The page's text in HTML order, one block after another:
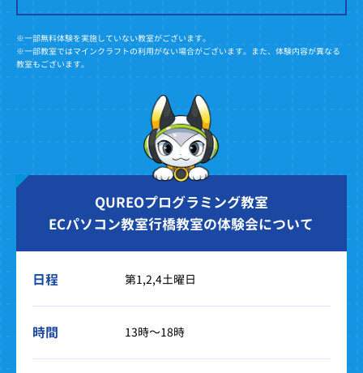
※一部無料体験を実施していない教室がございます。
※一部教室ではマインクラフトの利用がない場合がございます。また、体験内容が異なる
教室もございます。
QUREOプログラミング教室
ECパソコン教室行橋教室の体験会について
日程 第1,2,4土曜日
時間 13時～18時